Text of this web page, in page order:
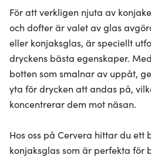
För att verkligen njuta av
och dofter är valet av glas
eller konjaksglas, är speciellt
dryckens bästa egenskaper.
botten som smalnar av uppåt,
yta för drycken att andas på,
koncentrerar dem mot näsan.
Hos oss på Cervera hittar du ett
konjaksglas som är perfekta för